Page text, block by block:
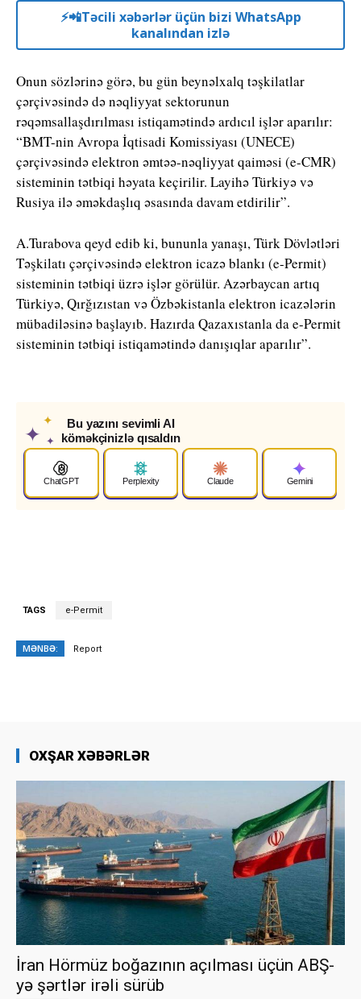
⚡️📲Təcili xəbərlər üçün bizi WhatsApp
kanalından izlə
Onun sözlərinə görə, bu gün beynəlxalq təşkilatlar
çərçivəsində də nəqliyyat sektorunun
rəqəmsallaşdırılması istiqamətində ardıcıl işlər aparılır:
“BMT-nin Avropa İqtisadi Komissiyası (UNECE)
çərçivəsində elektron əmtəə-nəqliyyat qaiməsi (e-CMR)
sisteminin tətbiqi həyata keçirilir. Layihə Türkiyə və
Rusiya ilə əməkdaşlıq əsasında davam etdirilir”.
A.Turabova qeyd edib ki, bununla yanaşı, Türk Dövlətləri
Təşkilatı çərçivəsində elektron icazə blankı (e-Permit)
sisteminin tətbiqi üzrə işlər görülür. Azərbaycan artıq
Türkiyə, Qırğızıstan və Özbəkistanla elektron icazələrin
mübadiləsinə başlayıb. Hazırda Qazaxıstanla da e-Permit
sisteminin tətbiqi istiqamətində danışıqlar aparılır”.
✦
✦
✦
Bu yazını sevimli AI
köməkçinizlə qısaldın
ChatGPT Perplexity Claude Gemini
TAGS e-Permit
MƏNBƏ: Report
OXŞAR XƏBƏRLƏR
İran Hörmüz boğazının açılması üçün ABŞ-
yə şərtlər irəli sürüb